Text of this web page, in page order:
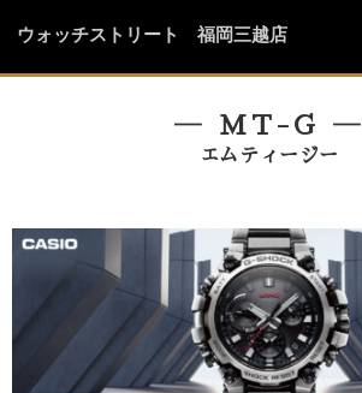
ウォッチストリート 福岡三越店
― MT-G ―
エムティージー